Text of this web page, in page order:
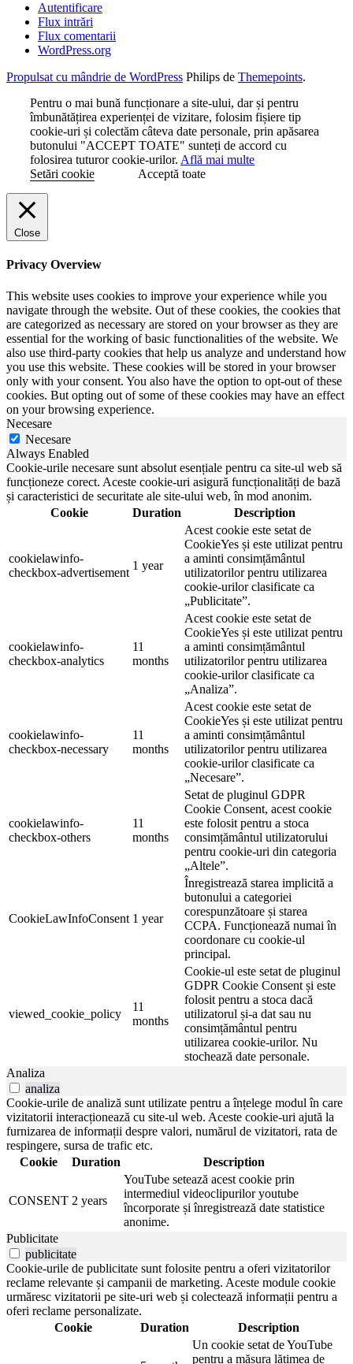
Autentificare
Flux intrări
Flux comentarii
WordPress.org
Propulsat cu mândrie de WordPress Philips de Themepoints.
Pentru o mai bună funcționare a site-ului, dar și pentru
îmbunătățirea experienței de vizitare, folosim fișiere tip
cookie-uri și colectăm câteva date personale, prin apăsarea
butonului "ACCEPT TOATE" sunteți de accord cu
folosirea tuturor cookie-urilor. Află mai multe
Setări cookie
Acceptă toate
Close
Privacy Overview
This website uses cookies to improve your experience while you
navigate through the website. Out of these cookies, the cookies that
are categorized as necessary are stored on your browser as they are
essential for the working of basic functionalities of the website. We
also use third-party cookies that help us analyze and understand how
you use this website. These cookies will be stored in your browser
only with your consent. You also have the option to opt-out of these
cookies. But opting out of some of these cookies may have an effect
on your browsing experience.
Necesare
Necesare
Always Enabled
Cookie-urile necesare sunt absolut esențiale pentru ca site-ul web să
funcționeze corect. Aceste cookie-uri asigură funcționalități de bază
și caracteristici de securitate ale site-ului web, în mod anonim.
Cookie
Duration Description
cookielawinfo-
checkbox-advertisement
1 year
Acest cookie este setat de
CookieYes și este utilizat pentru
a aminti consimțământul
utilizatorilor pentru utilizarea
cookie-urilor clasificate ca
„Publicitate”.
cookielawinfo-
checkbox-analytics
11
months
Acest cookie este setat de
CookieYes și este utilizat pentru
a aminti consimțământul
utilizatorilor pentru utilizarea
cookie-urilor clasificate ca
„Analiza”.
cookielawinfo-
checkbox-necessary
11
months
Acest cookie este setat de
CookieYes și este utilizat pentru
a aminti consimțământul
utilizatorilor pentru utilizarea
cookie-urilor clasificate ca
„Necesare”.
cookielawinfo-
checkbox-others
11
months
Setat de pluginul GDPR
Cookie Consent, acest cookie
este folosit pentru a stoca
consimțământul utilizatorului
pentru cookie-uri din categoria
„Altele”.
CookieLawInfoConsent 1 year
Înregistrează starea implicită a
butonului a categoriei
corespunzătoare și starea
CCPA. Funcționează numai în
coordonare cu cookie-ul
principal.
viewed_cookie_policy
11
months
Cookie-ul este setat de pluginul
GDPR Cookie Consent și este
folosit pentru a stoca dacă
utilizatorul și-a dat sau nu
consimțământul pentru
utilizarea cookie-urilor. Nu
stochează date personale.
Analiza
analiza
Cookie-urile de analiză sunt utilizate pentru a înțelege modul în care
vizitatorii interacționează cu site-ul web. Aceste cookie-uri ajută la
furnizarea de informații despre valori, numărul de vizitatori, rata de
respingere, sursa de trafic etc.
Cookie
Duration Description
CONSENT 2 years
YouTube setează acest cookie prin
intermediul videoclipurilor youtube
încorporate și înregistrează date statistice
anonime.
Publicitate
publicitate
Cookie-urile de publicitate sunt folosite pentru a oferi vizitatorilor
reclame relevante și campanii de marketing. Aceste module cookie
urmăresc vizitatorii pe site-uri web și colectează informații pentru a
oferi reclame personalizate.
Cookie
Duration Description
Un cookie setat de YouTube
pentru a măsura lățimea de